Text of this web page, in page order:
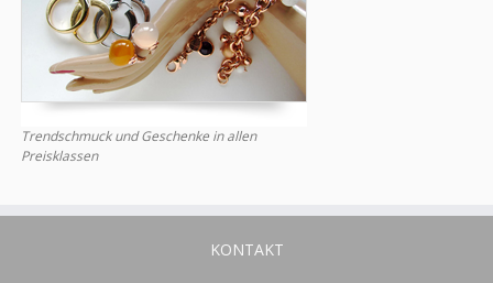
Trendschmuck und Geschenke in allen
Preisklassen
KONTAKT